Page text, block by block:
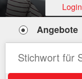
Login
Angebote